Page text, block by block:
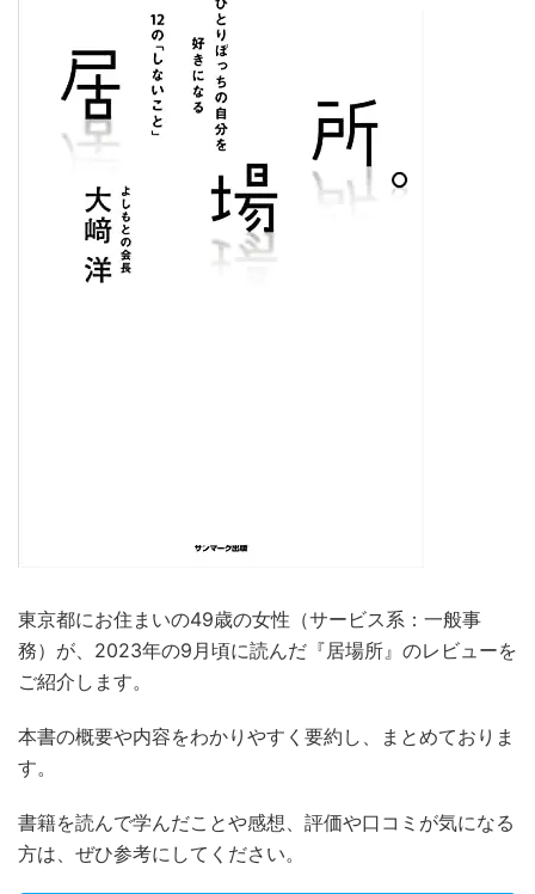
東京都にお住まいの49歳の女性（サービス系：一般事
務）が、2023年の9月頃に読んだ『居場所』のレビューを
ご紹介します。
本書の概要や内容をわかりやすく要約し、まとめておりま
す。
書籍を読んで学んだことや感想、評価や口コミが気になる
方は、ぜひ参考にしてください。